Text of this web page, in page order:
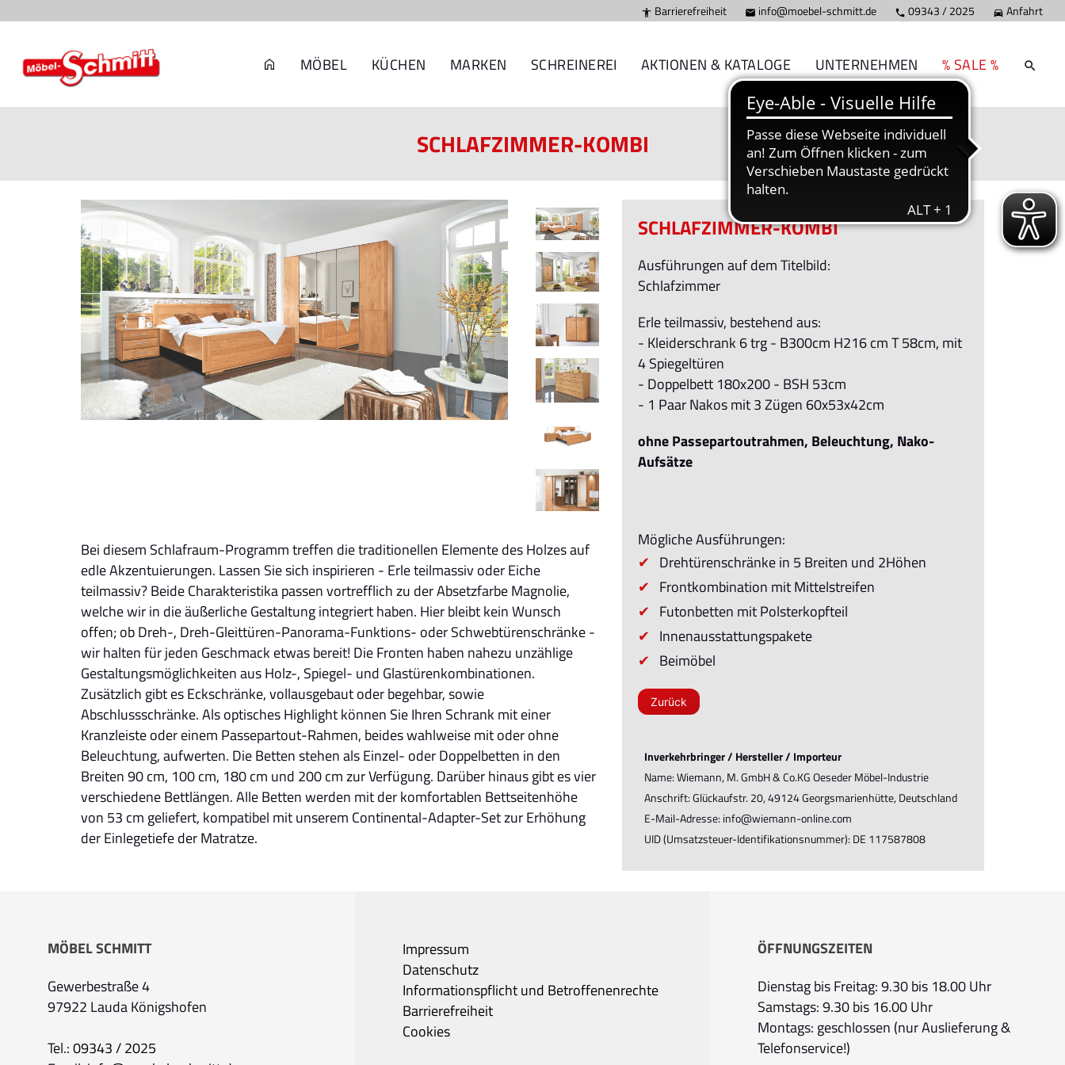
 Barrierefreiheit  info@moebel-schmitt.de  09343 / 2025  Anfahrt
MÖBEL KÜCHEN MARKEN SCHREINEREI AKTIONEN & KATALOGE UNTERNEHMEN % SALE %
SCHLAFZIMMER-KOMBI
Bei diesem Schlafraum-Programm treffen die traditionellen Elemente des Holzes auf
edle Akzentuierungen. Lassen Sie sich inspirieren - Erle teilmassiv oder Eiche
teilmassiv? Beide Charakteristika passen vortrefflich zu der Absetzfarbe Magnolie,
welche wir in die äußerliche Gestaltung integriert haben. Hier bleibt kein Wunsch
offen; ob Dreh-, Dreh-Gleittüren-Panorama-Funktions- oder Schwebtürenschränke -
wir halten für jeden Geschmack etwas bereit! Die Fronten haben nahezu unzählige
Gestaltungsmöglichkeiten aus Holz-, Spiegel- und Glastürenkombinationen.
Zusätzlich gibt es Eckschränke, vollausgebaut oder begehbar, sowie
Abschlussschränke. Als optisches Highlight können Sie Ihren Schrank mit einer
Kranzleiste oder einem Passepartout-Rahmen, beides wahlweise mit oder ohne
Beleuchtung, aufwerten. Die Betten stehen als Einzel- oder Doppelbetten in den
Breiten 90 cm, 100 cm, 180 cm und 200 cm zur Verfügung. Darüber hinaus gibt es vier
verschiedene Bettlängen. Alle Betten werden mit der komfortablen Bettseitenhöhe
von 53 cm geliefert, kompatibel mit unserem Continental-Adapter-Set zur Erhöhung
der Einlegetiefe der Matratze.
SCHLAFZIMMER-KOMBI
Ausführungen auf dem Titelbild:
Schlafzimmer
Erle teilmassiv, bestehend aus:
- Kleiderschrank 6 trg - B300cm H216 cm T 58cm, mit
4 Spiegeltüren
- Doppelbett 180x200 - BSH 53cm
- 1 Paar Nakos mit 3 Zügen 60x53x42cm
ohne Passepartoutrahmen, Beleuchtung, Nako-
Aufsätze
Mögliche Ausführungen:
Drehtürenschränke in 5 Breiten und 2Höhen
Frontkombination mit Mittelstreifen
Futonbetten mit Polsterkopfteil
Innenausstattungspakete
Beimöbel
Zurück
Inverkehrbringer / Hersteller / Importeur
Name: Wiemann, M. GmbH & Co.KG Oeseder Möbel-Industrie
Anschrift: Glückaufstr. 20, 49124 Georgsmarienhütte, Deutschland
E-Mail-Adresse: info@wiemann-online.com
UID (Umsatzsteuer-Identifikationsnummer): DE 117587808
MÖBEL SCHMITT
Gewerbestraße 4
97922 Lauda Königshofen
Tel.:09343 / 2025
Impressum
Datenschutz
Informationspflicht und Betroffenenrechte
Barrierefreiheit
Cookies
ÖFFNUNGSZEITEN
Dienstag bis Freitag: 9.30 bis 18.00 Uhr
Samstags: 9.30 bis 16.00 Uhr
Montags: geschlossen (nur Auslieferung &
Telefonservice!)